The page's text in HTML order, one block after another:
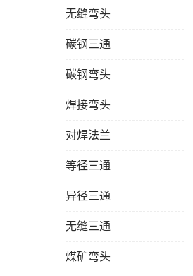
无缝弯头
碳钢三通
碳钢弯头
焊接弯头
对焊法兰
等径三通
异径三通
无缝三通
煤矿弯头